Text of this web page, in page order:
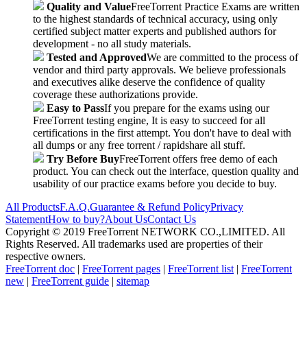
Quality and ValueFreeTorrent Practice Exams are written
to the highest standards of technical accuracy, using only
certified subject matter experts and published authors for
development - no all study materials.
Tested and ApprovedWe are committed to the process of
vendor and third party approvals. We believe professionals
and executives alike deserve the confidence of quality
coverage these authorizations provide.
Easy to PassIf you prepare for the exams using our
FreeTorrent testing engine, It is easy to succeed for all
certifications in the first attempt. You don't have to deal with
all dumps or any free torrent / rapidshare all stuff.
Try Before BuyFreeTorrent offers free demo of each
product. You can check out the interface, question quality and
usability of our practice exams before you decide to buy.
All ProductsF.A.Q.Guarantee & Refund PolicyPrivacy
StatementHow to buy?About UsContact Us
Copyright © 2019 FreeTorrent NETWORK CO.,LIMITED. All
Rights Reserved. All trademarks used are properties of their
respective owners.
FreeTorrent doc | FreeTorrent pages | FreeTorrent list | FreeTorrent
new | FreeTorrent guide | sitemap